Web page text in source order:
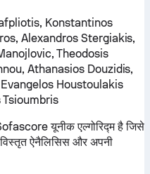
Konstantinos
Alexandros Stergiakis,
Theodosis
Athanasios Douzidis,
Evangelos Houstoulakis
यूनीक एल्गोरिद्म है जिसे
ऐनैलिसिस और अपनी